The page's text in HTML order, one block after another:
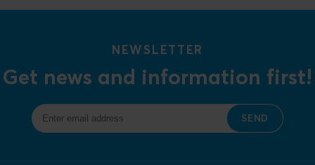
NEWSLETTER
Get news and information first!
SEND